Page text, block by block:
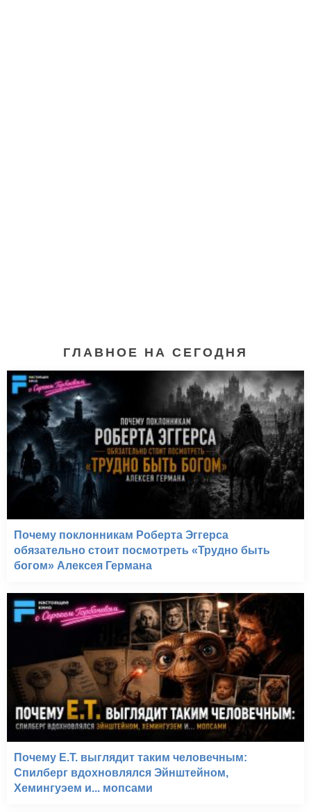
Мастера секса (2013-)
ГЛАВНОЕ НА СЕГОДНЯ
Почему поклонникам Роберта Эггерса
обязательно стоит посмотреть «Трудно быть
богом» Алексея Германа
Почему E.T. выглядит таким человечным:
Спилберг вдохновлялся Эйнштейном,
Хемингуэем и... мопсами